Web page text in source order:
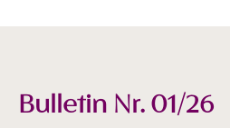
Bulletin Nr. 01/26